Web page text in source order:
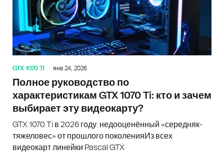
GTX 1070 TI янв 24, 2026
Полное руководство по
характеристикам GTX 1070 Ti: кто и зачем
выбирает эту видеокарту?
GTX 1070 Ti в 2026 году: недооценённый «середняк-
тяжеловес» от прошлого поколенияИз всех
видеокарт линейки Pascal GTX